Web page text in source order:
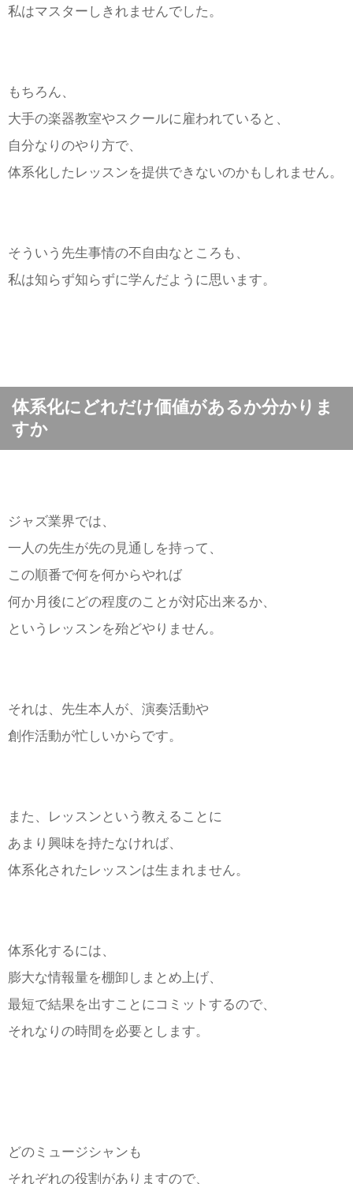
私はマスターしきれませんでした。
もちろん、
大手の楽器教室やスクールに雇われていると、
自分なりのやり方で、
体系化したレッスンを提供できないのかもしれません。
そういう先生事情の不自由なところも、
私は知らず知らずに学んだように思います。
体系化にどれだけ価値があるか分かりま
すか
ジャズ業界では、
一人の先生が先の見通しを持って、
この順番で何を何からやれば
何か月後にどの程度のことが対応出来るか、
というレッスンを殆どやりません。
それは、先生本人が、演奏活動や
創作活動が忙しいからです。
また、レッスンという教えることに
あまり興味を持たなければ、
体系化されたレッスンは生まれません。
体系化するには、
膨大な情報量を棚卸しまとめ上げ、
最短で結果を出すことにコミットするので、
それなりの時間を必要とします。
どのミュージシャンも
それぞれの役割がありますので、